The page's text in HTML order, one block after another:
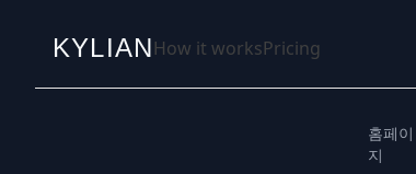
KYLIANHow it worksPricing
홈페이
지